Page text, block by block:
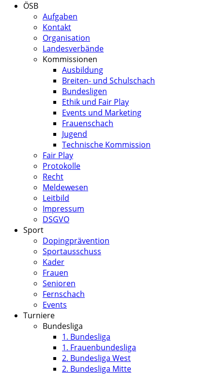
ÖSB
Aufgaben
Kontakt
Organisation
Landesverbände
Kommissionen
Ausbildung
Breiten- und Schulschach
Bundesligen
Ethik und Fair Play
Events und Marketing
Frauenschach
Jugend
Technische Kommission
Fair Play
Protokolle
Recht
Meldewesen
Leitbild
Impressum
DSGVO
Sport
Dopingprävention
Sportausschuss
Kader
Frauen
Senioren
Fernschach
Events
Turniere
Bundesliga
1. Bundesliga
1. Frauenbundesliga
2. Bundesliga West
2. Bundesliga Mitte